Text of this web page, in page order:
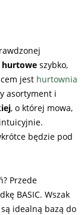
hurtowe szybko,
jest hurtownia
asortyment i
, o której mowa,
będzie pod
Przede
BASIC. Wszak
idealną bazą do